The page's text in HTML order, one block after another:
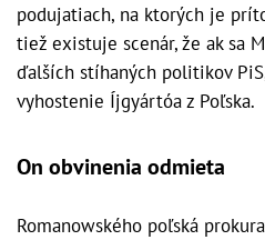
podujatiach, na ktorých je
tiež existuje scenár, že ak sa
ďalších stíhaných politikov
vyhostenie Íjgyártóa z Poľska.
On obvinenia odmieta
Romanowského poľská